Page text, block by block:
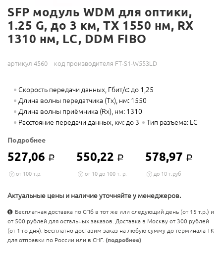
SFP модуль WDM для оптики,
1.25 G, до 3 км, TX 1550 нм, RX
1310 нм, LC, DDM FIBO
артикул 4560 код производителя FT-S1-W553LD
Скорость передачи данных, Гбит/с: до 1,25
Длина волны передатчика (Tx), нм: 1550
Длина волны приёмника (Rx), нм: 1310
Расстояние передачи данных, км: до 3
Тип разъема: LC
Подробнее
527,06 Р 550,22 Р 578,97 Р
от 100 т.р. от 10 до 100 т. р. до 10 т.руб
Актуальные цены и наличие уточняйте у менеджеров.
Бесплатная доставка по СПб в тот же или следующий день (от 15 т.р.) и
от 500 рублей для остальных заказов. Доставка в Москву от 300 рублей
(от 1-го дня). Бесплатно доставим заказ на любую сумму до терминала ТК
для отправки по России или в СНГ. (подробнее)